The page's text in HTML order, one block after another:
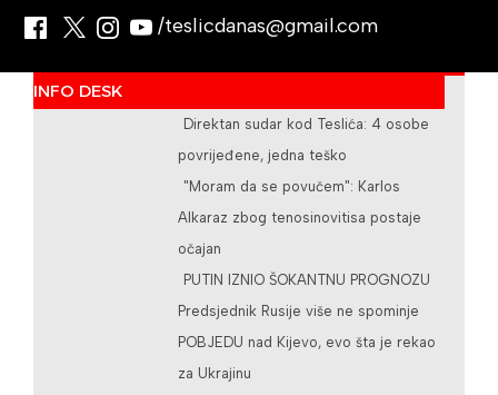
/teslicdanas@gmail.com
INFO DESK
Direktan sudar kod Teslića: 4 osobe
povrijeđene, jedna teško
"Moram da se povučem": Karlos
Alkaraz zbog tenosinovitisa postaje
očajan
PUTIN IZNIO ŠOKANTNU PROGNOZU
Predsjednik Rusije više ne spominje
POBJEDU nad Kijevo, evo šta je rekao
za Ukrajinu